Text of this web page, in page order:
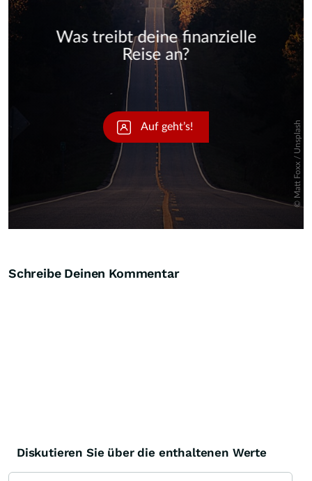
Schreibe Deinen Kommentar
Diskutieren Sie über die enthaltenen Werte